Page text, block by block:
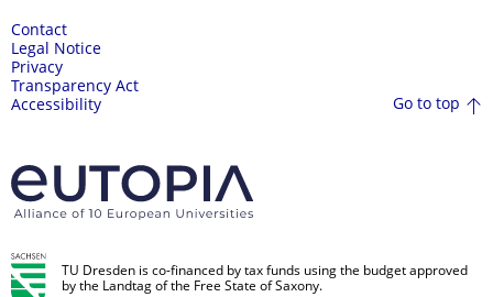
Contact
Legal Notice
Privacy
Transparency Act
Accessibility
Go to top
TU Dresden is co-financed by tax funds using the budget approved
by the Landtag of the Free State of Saxony.